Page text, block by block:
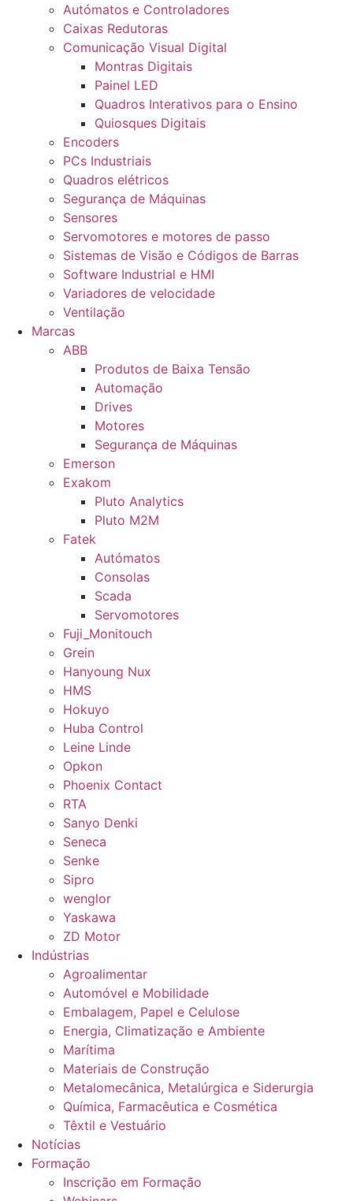
Autómatos e Controladores
Caixas Redutoras
Comunicação Visual Digital
Montras Digitais
Painel LED
Quadros Interativos para o Ensino
Quiosques Digitais
Encoders
PCs Industriais
Quadros elétricos
Segurança de Máquinas
Sensores
Servomotores e motores de passo
Sistemas de Visão e Códigos de Barras
Software Industrial e HMI
Variadores de velocidade
Ventilação
Marcas
ABB
Produtos de Baixa Tensão
Automação
Drives
Motores
Segurança de Máquinas
Emerson
Exakom
Pluto Analytics
Pluto M2M
Fatek
Autómatos
Consolas
Scada
Servomotores
Fuji_Monitouch
Grein
Hanyoung Nux
HMS
Hokuyo
Huba Control
Leine Linde
Opkon
Phoenix Contact
RTA
Sanyo Denki
Seneca
Senke
Sipro
wenglor
Yaskawa
ZD Motor
Indústrias
Agroalimentar
Automóvel e Mobilidade
Embalagem, Papel e Celulose
Energia, Climatização e Ambiente
Marítima
Materiais de Construção
Metalomecânica, Metalúrgica e Siderurgia
Química, Farmacêutica e Cosmética
Têxtil e Vestuário
Notícias
Formação
Inscrição em Formação